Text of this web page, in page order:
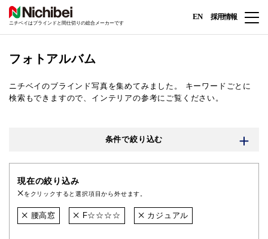
ニチベイはブラインドと間仕切りの総合メーカーです
EN 採用情報
フォトアルバム
ニチベイのブラインド写真を集めてみました。
キーワードごとに
検索もできますので、インテリアの参考にご覧ください。
条件で絞り込む
現在の絞り込み
をクリックすると選択項目から外せます。
腰高窓 F☆☆☆☆ カジュアル